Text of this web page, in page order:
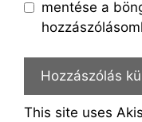
mentése a
This site uses